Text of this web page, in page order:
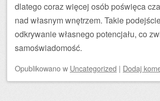
dlatego coraz więcej osób poświęca
nad własnym wnętrzem. Takie
odkrywanie własnego potencjału, co
samoświadomość.
Opublikowanow Uncategorized | Dodaj